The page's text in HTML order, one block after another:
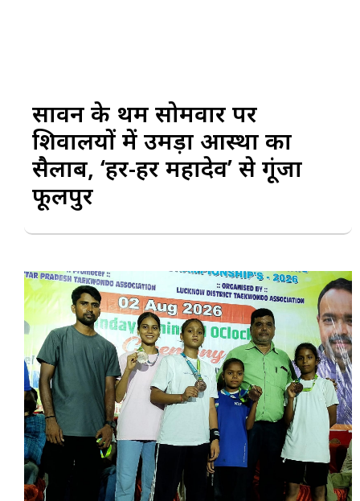
सावन के प्रथम सोमवार पर
शिवालयों में उमड़ा आस्था का
सैलाब, ‘हर-हर महादेव’ से गूंजा
फूलपुर